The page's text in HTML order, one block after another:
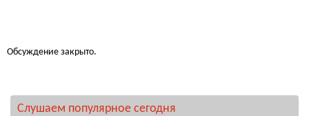
Обсуждение закрыто.
Слушаем популярное сегодня